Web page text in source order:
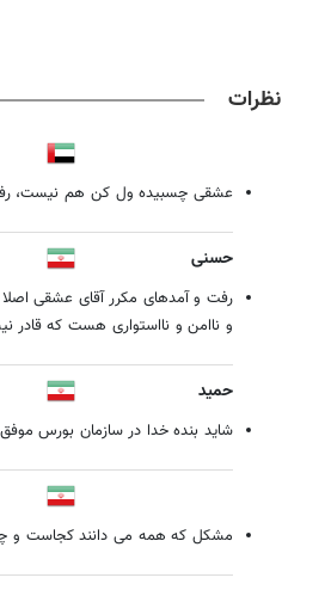
نظرات
عشقی چسبیده ول کن هم نیست،
حسنی
رفت و آمدهای مکرر آقای عشقی اصلا
و ناامن و نااستواری هست که قادر
حمید
شاید بنده خدا در سازمان بورس
مشکل که همه می دانند کجاست و